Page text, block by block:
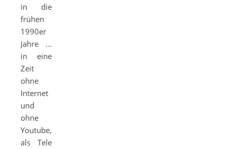
in die
frühen
1990er
Jahre …
in eine
Zeit
ohne
Internet
und
ohne
Youtube,
als Tele